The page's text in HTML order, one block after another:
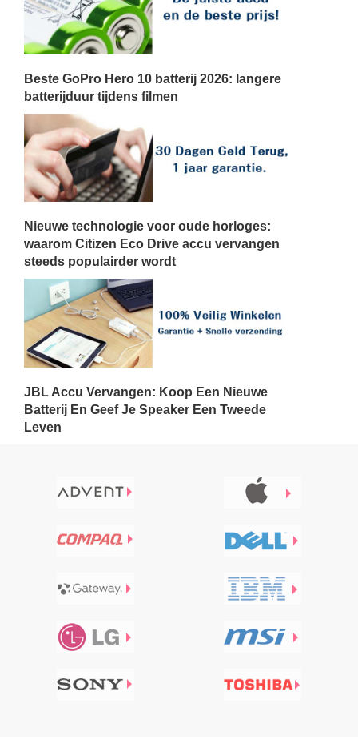
Beste GoPro Hero 10 batterij 2026: langere
batterijduur tijdens filmen
Nieuwe technologie voor oude horloges:
waarom Citizen Eco Drive accu vervangen
steeds populairder wordt
JBL Accu Vervangen: Koop Een Nieuwe
Batterij En Geef Je Speaker Een Tweede
Leven